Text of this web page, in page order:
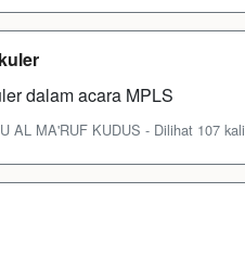
dalam acara MPLS
AL MA'RUF KUDUS - Dilihat 107 kali